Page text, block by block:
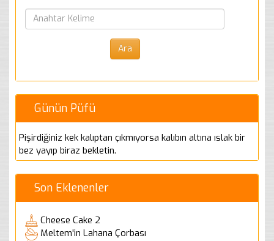
Günün Püfü
Pişirdiğiniz kek kalıptan çıkmıyorsa kalıbın altına ıslak bir
bez yayıp biraz bekletin.
Son Eklenenler
Cheese Cake 2
Meltem'in Lahana Çorbası